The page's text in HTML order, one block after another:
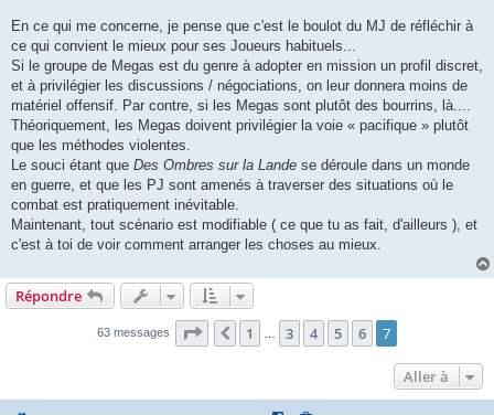
En ce qui me concerne, je pense que c'est le boulot du MJ de réfléchir à
ce qui convient le mieux pour ses Joueurs habituels...
Si le groupe de Megas est du genre à adopter en mission un profil discret,
et à privilégier les discussions / négociations, on leur donnera moins de
matériel offensif. Par contre, si les Megas sont plutôt des bourrins, là....
Théoriquement, les Megas doivent privilégier la voie « pacifique » plutôt
que les méthodes violentes.
Le souci étant que Des Ombres sur la Lande se déroule dans un monde
en guerre, et que les PJ sont amenés à traverser des situations où le
combat est pratiquement inévitable.
Maintenant, tout scénario est modifiable ( ce que tu as fait, d'ailleurs ), et
c'est à toi de voir comment arranger les choses au mieux.
Répondre
63 messages Page sur
Précédente
1 3 4 5 6 7
Aller à